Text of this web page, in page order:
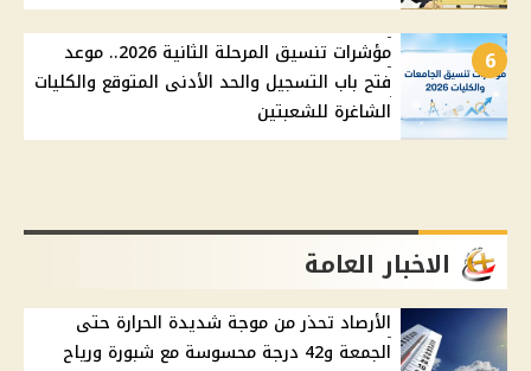
6
مؤشرات تنسيق المرحلة الثانية 2026.. موعد
فتح باب التسجيل والحد الأدنى المتوقع والكليات
الشاغرة للشعبتين
الاخبار العامة
الأرصاد تحذر من موجة شديدة الحرارة حتى
الجمعة و42 درجة محسوسة مع شبورة ورياح